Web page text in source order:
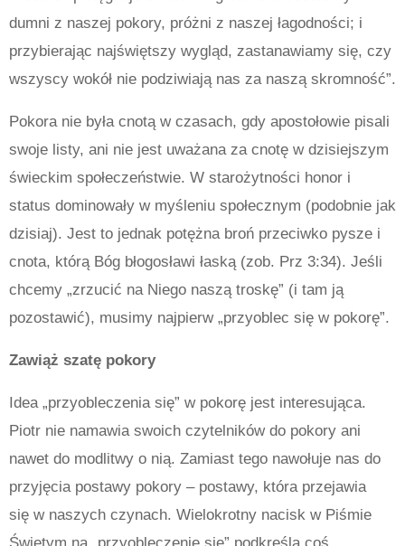
dumni z naszej pokory, próżni z naszej łagodności; i
przybierając najświętszy wygląd, zastanawiamy się, czy
wszyscy wokół nie podziwiają nas za naszą skromność”.
Pokora nie była cnotą w czasach, gdy apostołowie pisali
swoje listy, ani nie jest uważana za cnotę w dzisiejszym
świeckim społeczeństwie. W starożytności honor i
status dominowały w myśleniu społecznym (podobnie jak
dzisiaj). Jest to jednak potężna broń przeciwko pysze i
cnota, którą Bóg błogosławi łaską (zob. Prz 3:34). Jeśli
chcemy „zrzucić na Niego naszą troskę” (i tam ją
pozostawić), musimy najpierw „przyoblec się w pokorę”.
Zawiąż szatę pokory
Idea „przyobleczenia się” w pokorę jest interesująca.
Piotr nie namawia swoich czytelników do pokory ani
nawet do modlitwy o nią. Zamiast tego nawołuje nas do
przyjęcia postawy pokory – postawy, która przejawia
się w naszych czynach. Wielokrotny nacisk w Piśmie
Świętym na „przyobleczenie się” podkreśla coś